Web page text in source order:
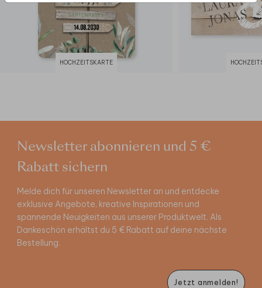
HOCHZEITSKARTE
Newsletter abonnieren und 5 €
Rabatt sichern
Melde dich für unseren Newsletter an und entdecke
exklusive Angebote, kreative Inspirationen und
spannende Neuigkeiten aus unserer Produktwelt. Als
Dankeschön erhältst du 5 € Rabatt auf deine nächste
Bestellung.
Jetzt anmelden!